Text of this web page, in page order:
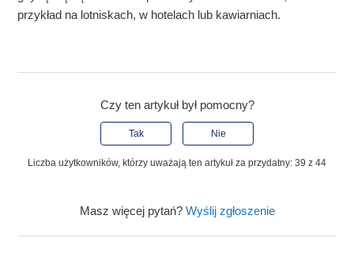
przykład na lotniskach, w hotelach lub kawiarniach.
Czy ten artykuł był pomocny?
Tak Nie
Liczba użytkowników, którzy uważają ten artykuł za przydatny: 39 z 44
Masz więcej pytań? Wyślij zgłoszenie